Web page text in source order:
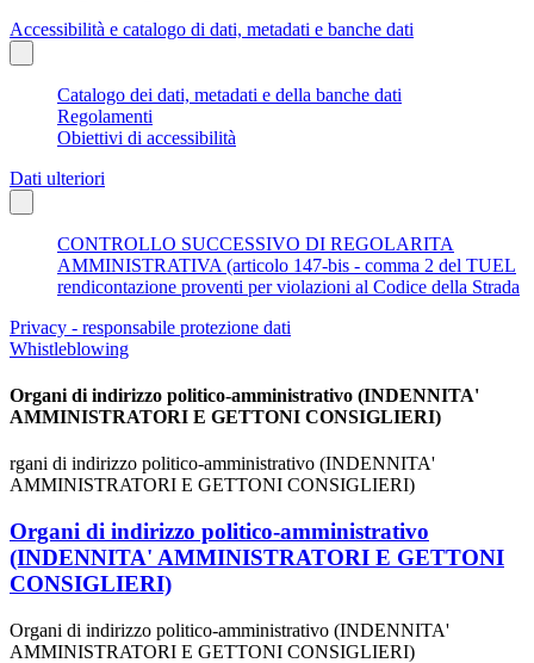
Accessibilità e catalogo di dati, metadati e banche dati
Catalogo dei dati, metadati e della banche dati
Regolamenti
Obiettivi di accessibilità
Dati ulteriori
CONTROLLO SUCCESSIVO DI REGOLARITA
AMMINISTRATIVA (articolo 147-bis - comma 2 del TUEL
rendicontazione proventi per violazioni al Codice della Strada
Privacy - responsabile protezione dati
Whistleblowing
Organi di indirizzo politico-amministrativo (INDENNITA'
AMMINISTRATORI E GETTONI CONSIGLIERI)
rgani di indirizzo politico-amministrativo (INDENNITA'
AMMINISTRATORI E GETTONI CONSIGLIERI)
Organi di indirizzo politico-amministrativo
(INDENNITA' AMMINISTRATORI E GETTONI
CONSIGLIERI)
Organi di indirizzo politico-amministrativo (INDENNITA'
AMMINISTRATORI E GETTONI CONSIGLIERI)